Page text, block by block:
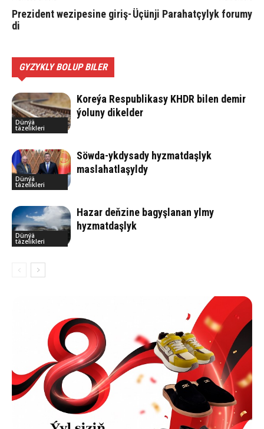
Pre­zi­dent we­zi­pe­si­ne gi­riş­
di
Üçünji Pa­ra­hat­çy­lyk fo­ru­my
GYZYKLY BOLUP BILER
Dünýä
täzelikleri
Koreýa Respublikasy KHDR bilen demir
ýoluny dikelder
Dünýä
täzelikleri
Söwda-ykdysady hyzmatdaşlyk
maslahatlaşyldy
Dünýä
täzelikleri
Hazar deňzine bagyşlanan ylmy
hyzmatdaşlyk